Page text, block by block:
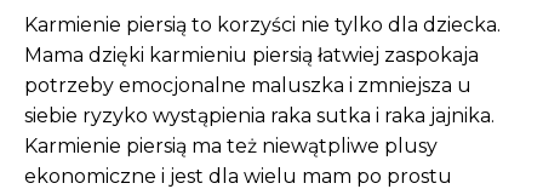
Karmienie piersią to korzyści nie tylko dla dziecka.
Mama dzięki karmieniu piersią łatwiej zaspokaja
potrzeby emocjonalne maluszka i zmniejsza u
siebie ryzyko wystąpienia raka sutka i raka jajnika.
Karmienie piersią ma też niewątpliwe plusy
ekonomiczne i jest dla wielu mam po prostu